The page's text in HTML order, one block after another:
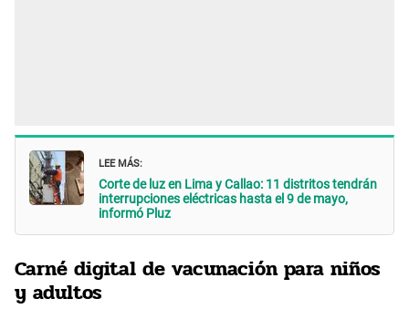
LEE MÁS:
Corte de luz en Lima y Callao: 11 distritos tendrán
interrupciones eléctricas hasta el 9 de mayo,
informó Pluz
Carné digital de vacunación para niños
y adultos